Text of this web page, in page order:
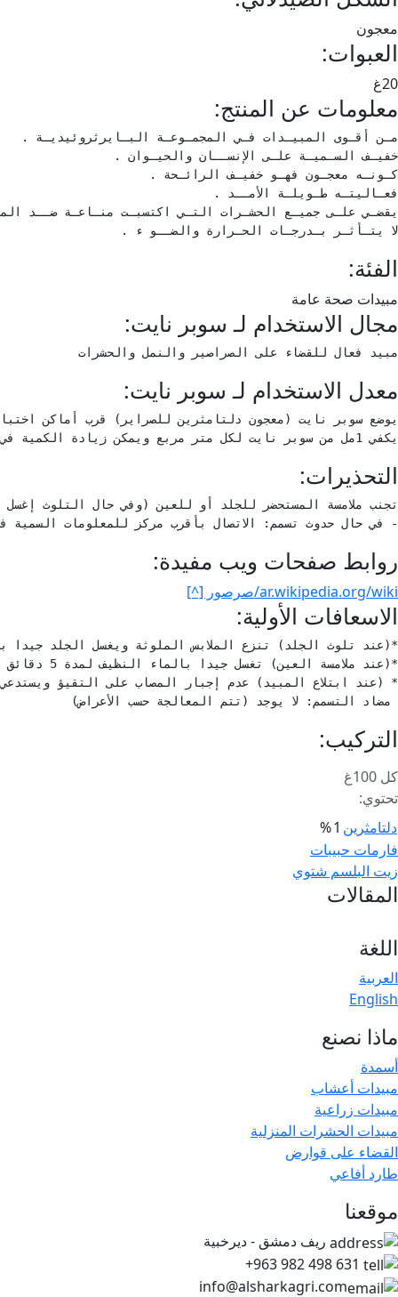
معجون
العبوات:
20غ
معلومات عن المنتج:
لا يتـأثـر بـدرجـات الحـرارة والضــو ء .
الفئة:
مبيدات صحة عامة
مجال الاستخدام لـ سوبر نايت:
مبيد فعال للقضاء على الصراصير والنمل والحشرات
معدل الاستخدام لـ سوبر نايت:
يكفي 1مل من سوبر نايت لكل متر مربع ويمكن زيادة الكمية في حال الإصابة الشديدة.
التحذيرات:
- في حال حدوث تسمم: الاتصال بأقرب مركز للمعلومات السمية
روابط صفحات ويب مفيدة:
ar.wikipedia.org/wiki/صرصور [^]
الاسعافات الأولية:
مضاد التسمم: لا يوجد (تتم المعالجة حسب الأعراض)
التركيب:
كل 100غ
تحتوي:
دلتامثرين 1
%
تصفّح
المقالات
فارمات حبيبات
زيت البلسم شتوي
المقالات
اللغة
العربية
English
ماذا نصنع
أسمدة
مبيدات أعشاب
مبيدات زراعية
مبيدات الحشرات المنزلية
القضاء على قوارض
طارد أفاعي
موقعنا
ريف دمشق - ديرخبية
+963 982 498 631
info@alsharkagri.com